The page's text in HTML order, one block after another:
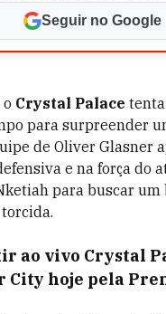
Seguir no Google
o Crystal Palace
para surpreender
de Oliver Glasner
e na força do
para buscar
ao vivo Crystal
City hoje pela